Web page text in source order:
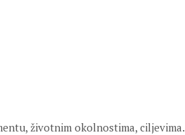
životnim okolnostima, ciljevima.